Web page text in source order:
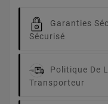
Garanties
Sécurisé
Politique De
Transporteur